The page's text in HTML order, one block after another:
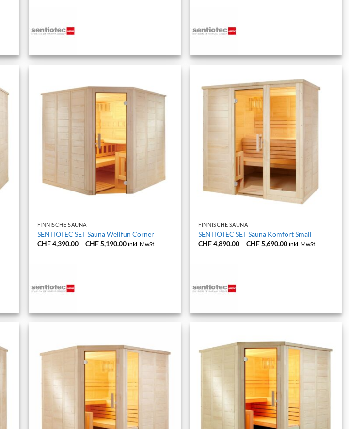
FINNISCHE SAUNA
SENTIOTEC SET Sauna Wellfun Corner
CHF4,390.00 – CHF5,190.00Preisspanne:
inkl. MwSt.
FINNISCHE SAUNA
SENTIOTEC SET Sauna Komfort Small
CHF4,890.00 –CHF5,690.00Preisspanne:
inkl. MwSt.